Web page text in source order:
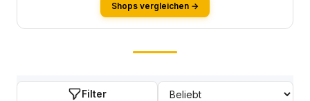
Shops vergleichen →
Filter